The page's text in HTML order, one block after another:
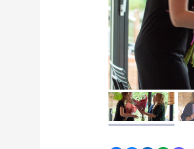
afbeelding 1